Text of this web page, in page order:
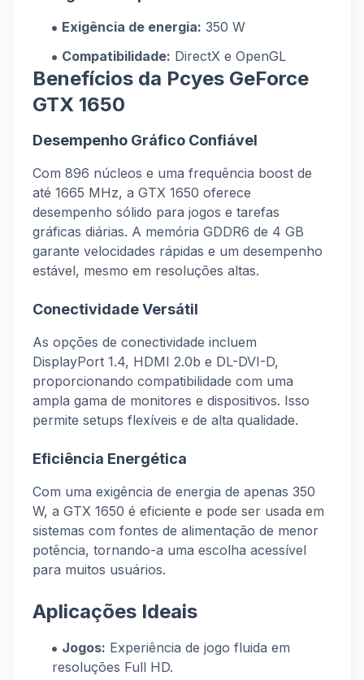
Exigência de energia: 350 W
Compatibilidade: DirectX e OpenGL
Benefícios da Pcyes GeForce
GTX 1650
Desempenho Gráfico Confiável
Com 896 núcleos e uma frequência boost de
até 1665 MHz, a GTX 1650 oferece
desempenho sólido para jogos e tarefas
gráficas diárias. A memória GDDR6 de 4 GB
garante velocidades rápidas e um desempenho
estável, mesmo em resoluções altas.
Conectividade Versátil
As opções de conectividade incluem
DisplayPort 1.4, HDMI 2.0b e DL-DVI-D,
proporcionando compatibilidade com uma
ampla gama de monitores e dispositivos. Isso
permite setups flexíveis e de alta qualidade.
Eficiência Energética
Com uma exigência de energia de apenas 350
W, a GTX 1650 é eficiente e pode ser usada em
sistemas com fontes de alimentação de menor
potência, tornando-a uma escolha acessível
para muitos usuários.
Aplicações Ideais
Jogos: Experiência de jogo fluida em
resoluções Full HD.